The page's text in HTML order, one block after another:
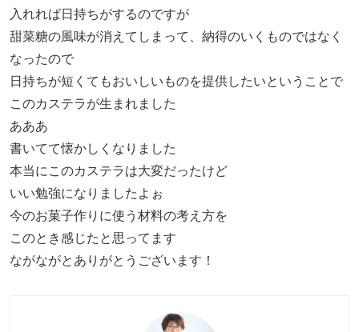
入れれば日持ちがするのですが
甜菜糖の風味が消えてしまって、納得のいくものではなく
なったので
日持ちが短くてもおいしいものを提供したいということで
このカステラが生まれました
あああ
書いてて懐かしくなりました
本当にこのカステラは大変だったけど
いい勉強になりましたよぉ
今のお菓子作りに使う材料の考え方を
このとき感じたと思ってます
ながながとありがとうございます！